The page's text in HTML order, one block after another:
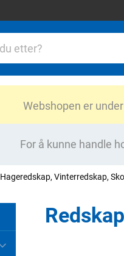
Webshopen er
For å kunne handle
Hageredskap, Vinterredskap,